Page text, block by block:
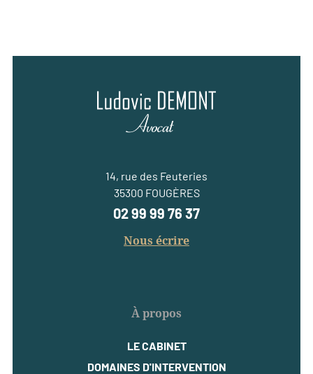
14, rue des Feuteries
35300 FOUGÈRES
02 99 99 76 37
Nous écrire
À propos
LE CABINET
DOMAINES D'INTERVENTION